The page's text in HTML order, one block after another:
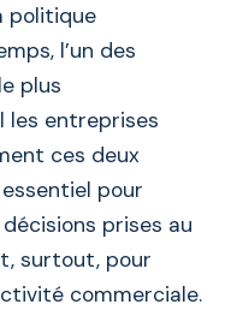
politique
l’un des
plus
les entreprises
ces deux
pour
prises au
surtout, pour
commerciale.